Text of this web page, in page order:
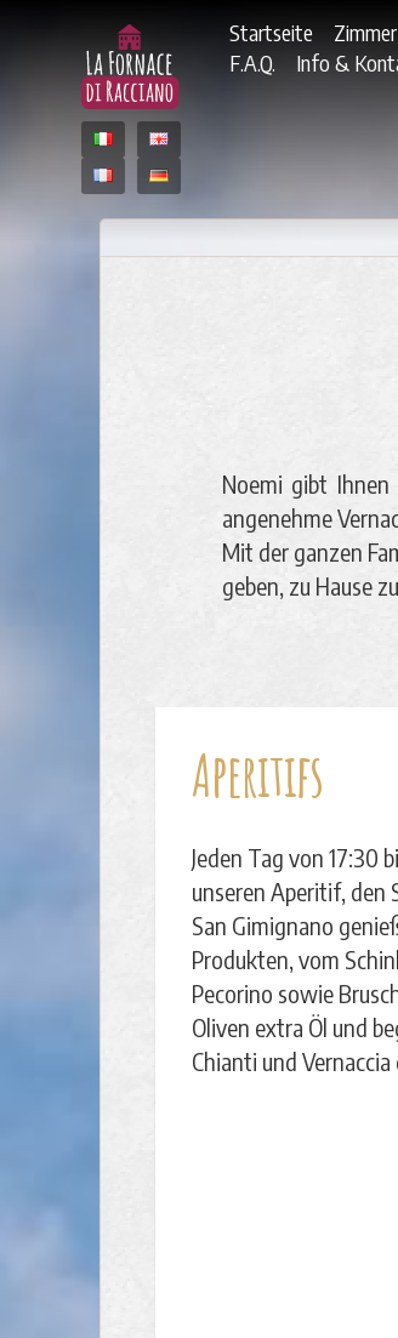
Startseite
F.A.Q.
Info &
Noemi gibt
angenehme
Mit der ganzen
geben, zu Hause
Aperitifs
Jeden Tag von 17:30
unseren Aperitif, den
San Gimignano
Produkten, vom
Pecorino sowie
Oliven extra Öl und
Chianti und